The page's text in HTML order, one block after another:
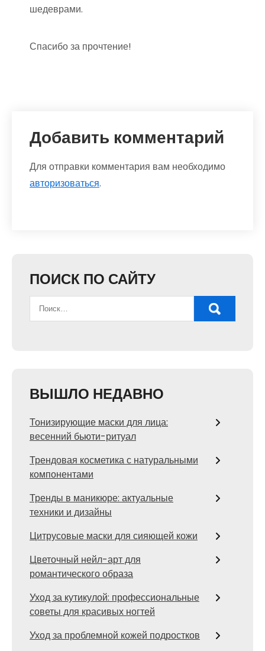
шедеврами.
Спасибо за прочтение!
Добавить комментарий
Для отправки комментария вам необходимо
авторизоваться.
ПОИСК ПО САЙТУ
ВЫШЛО НЕДАВНО
Тонизирующие маски для лица:
весенний бьюти-ритуал
Трендовая косметика с натуральными
компонентами
Тренды в маникюре: актуальные
техники и дизайны
Цитрусовые маски для сияющей кожи
Цветочный нейл-арт для
романтического образа
Уход за кутикулой: профессиональные
советы для красивых ногтей
Уход за проблемной кожей подростков